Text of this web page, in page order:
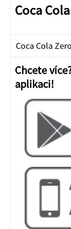
Coca
Coca Cola Zero
Chcete
aplikaci!